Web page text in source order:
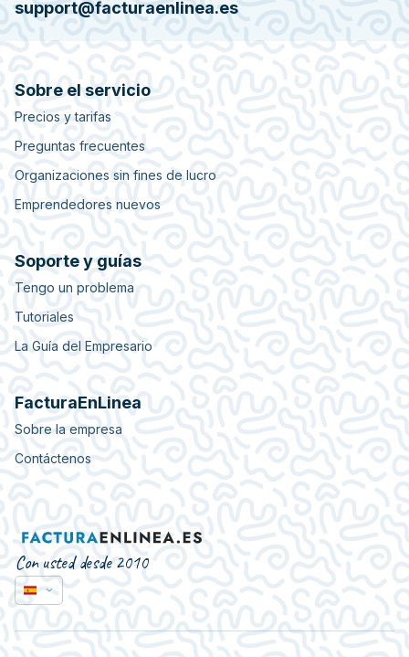
support@facturaenlinea.es
Sobre el servicio
Precios y tarifas
Preguntas frecuentes
Organizaciones sin fines de lucro
Emprendedores nuevos
Soporte y guías
Tengo un problema
Tutoriales
La Guía del Empresario
FacturaEnLinea
Sobre la empresa
Contáctenos
Con usted desde 2010